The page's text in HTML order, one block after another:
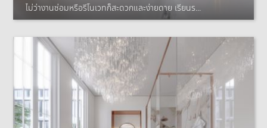
ไม่ว่างานซ่อมหรือรีโนเวทก็สะดวกและง่ายดาย เรียนร...